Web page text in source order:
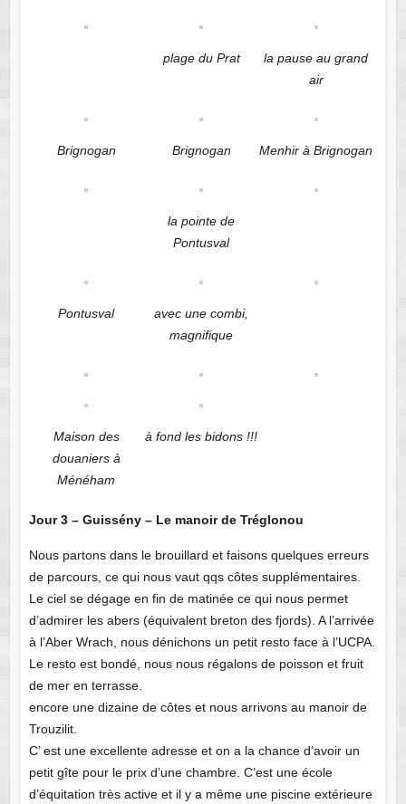
plage du Prat
la pause au grand
air
Brignogan Brignogan Menhir à Brignogan
la pointe de
Pontusval
Pontusval
avec une combi,
magnifique
Maison des
douaniers à
Ménéham
à fond les bidons !!!
Jour 3 – Guissény – Le manoir de Tréglonou
Nous partons dans le brouillard et faisons quelques erreurs
de parcours, ce qui nous vaut qqs côtes supplémentaires.
Le ciel se dégage en fin de matinée ce qui nous permet
d’admirer les abers (équivalent breton des fjords). A l’arrivée
à l’Aber Wrach, nous dénichons un petit resto face à l’UCPA.
Le resto est bondé, nous nous régalons de poisson et fruit
de mer en terrasse.
encore une dizaine de côtes et nous arrivons au manoir de
Trouzilit.
C’ est une excellente adresse et on a la chance d’avoir un
petit gîte pour le prix d’une chambre. C’est une école
d’équitation très active et il y a même une piscine extérieure